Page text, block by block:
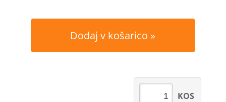
Dodaj v košarico
KOS